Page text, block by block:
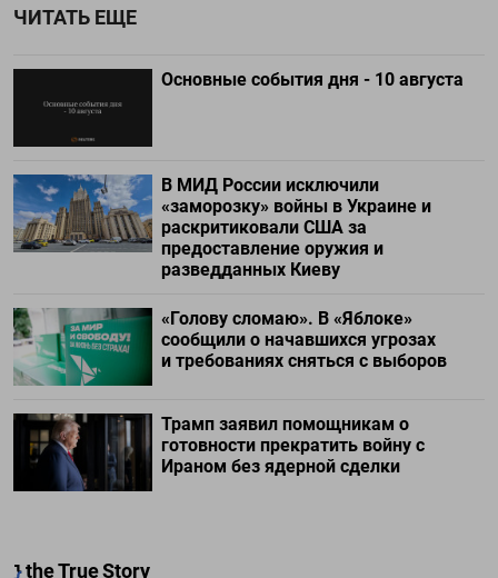
ЧИТАТЬ ЕЩЕ
Основные события дня - 10 августа
В МИД России исключили
«заморозку» войны в Украине и
раскритиковали США за
предоставление оружия и
разведданных Киеву
«Голову сломаю». В «Яблоке»
сообщили о начавшихся угрозах
и требованиях сняться с выборов
Трамп заявил помощникам о
готовности прекратить войну с
Ираном без ядерной сделки